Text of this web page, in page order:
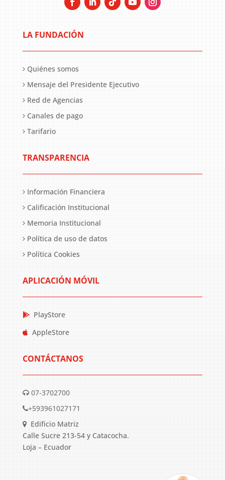
LA FUNDACIÓN
Quiénes somos
Mensaje del Presidente Ejecutivo
Red de Agencias
Canales de pago
Tarifario
TRANSPARENCIA
Información Financiera
Calificación Institucional
Memoria Institucional
Política de uso de datos
Política Cookies
APLICACIÓN MÓVIL
PlayStore
AppleStore
CONTÁCTANOS
07-3702700
+593961027171
Edificio Matriz
Calle Sucre 213-54 y Catacocha.
Loja – Ecuador